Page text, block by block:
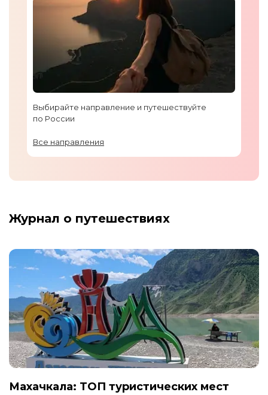
Выбирайте направление и путешествуйте
по России
Все направления
Журнал о путешествиях
Махачкала: ТОП туристических мест